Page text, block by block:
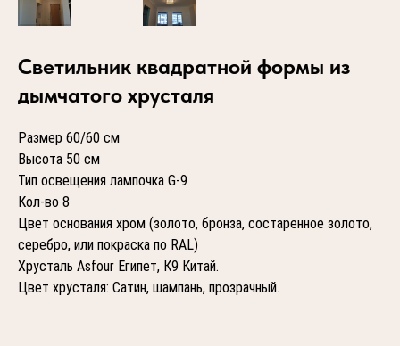
Светильник квадратной формы из
дымчатого хрусталя
Размер 60/60 см
Высота 50 см
Тип освещения лампочка G-9
Кол-во 8
Цвет основания хром (золото, бронза, состаренное золото,
серебро, или покраска по RAL)
Хрусталь Asfour Египет, К9 Китай.
Цвет хрусталя: Сатин, шампань, прозрачный.